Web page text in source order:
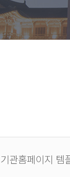
관홈페이지 템